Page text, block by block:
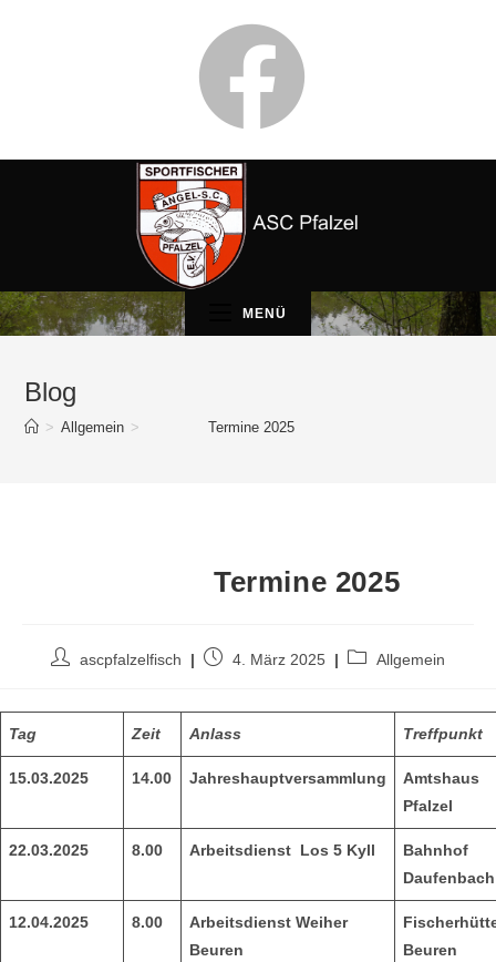
MENÜ
Blog
> Allgemein > Termine 2025
Termine 2025
ascpfalzelfisch 4. März 2025 Allgemein
Tag Zeit Anlass Treffpunkt
15.03.2025 14.00 Jahreshauptversammlung
Amtshaus
Pfalzel
22.03.2025 8.00 Arbeitsdienst Los 5 Kyll
Bahnhof
Daufenbach
12.04.2025 8.00
Arbeitsdienst Weiher
Beuren
Beuren